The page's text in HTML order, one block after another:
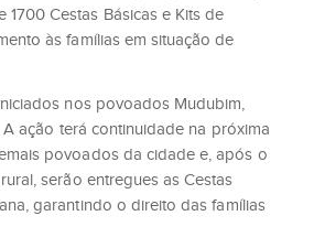
1700 Cestas Básicas e Kits de
às famílias em situação de
nos povoados Mudubim,
ação terá continuidade na próxima
povoados da cidade e, após o
serão entregues as Cestas
garantindo o direito das famílias